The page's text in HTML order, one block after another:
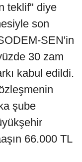
teklif" diye
son
SEN'in
30 zam
kabul edildi.
şube
66.000 TL